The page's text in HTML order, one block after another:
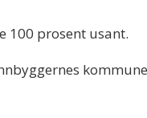
100 prosent usant.